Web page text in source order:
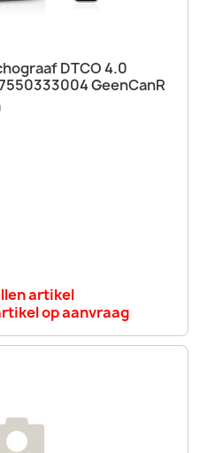
DTCO 4.0
GeenCanR
artikel
op aanvraag